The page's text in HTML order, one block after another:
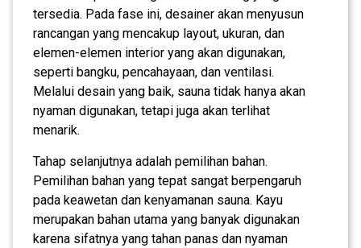
tersedia. Pada fase ini, desainer akan menyusun
rancangan yang mencakup layout, ukuran, dan
elemen-elemen interior yang akan digunakan,
seperti bangku, pencahayaan, dan ventilasi.
Melalui desain yang baik, sauna tidak hanya akan
nyaman digunakan, tetapi juga akan terlihat
menarik.
Tahap selanjutnya adalah pemilihan bahan.
Pemilihan bahan yang tepat sangat berpengaruh
pada keawetan dan kenyamanan sauna. Kayu
merupakan bahan utama yang banyak digunakan
karena sifatnya yang tahan panas dan nyaman